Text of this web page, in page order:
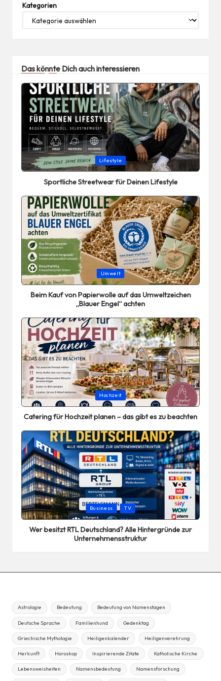
Kategorien
Das könnte Dich auch interessieren
Posted
in
Lifestyle
Sportliche Streetwear für Deinen Lifestyle
Posted
in
Umwelt
Beim Kauf von Papierwolle auf das Umweltzeichen
„Blauer Engel“ achten
Posted
in
Hochzeit
Catering für Hochzeit planen – das gibt es zu beachten
Posted
in
Business TV
Wer besitzt RTL Deutschland? Alle Hintergründe zur
Unternehmensstruktur
Astrologie Bedeutung Bedeutung von Namenstagen
Deutsche Sprache Familienhund Gedenktag
Griechische Mythologie Heiligenkalender Heiligenverehrung
Herkunft Horoskop Inspirierende Zitate Katholische Kirche
Lebensweisheiten Namensbedeutung Namensforschung